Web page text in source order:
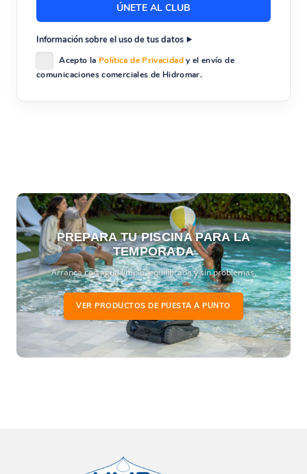
Información sobre el uso de tus datos
Acepto la Política de Privacidady el envío de
comunicaciones comerciales de Hidromar.
PREPARA TU PISCINA PARA LA
TEMPORADA
Arranca con agua limpia, equilibrada y sin problemas.
VER PRODUCTOS DE PUESTA A PUNTO